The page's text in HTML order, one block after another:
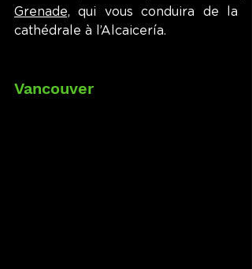
Grenade, qui vous conduira de la
cathédrale à l’Alcaicería.
Vancouver